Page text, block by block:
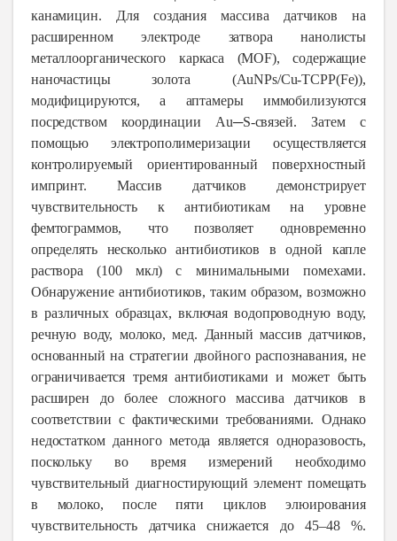
канамицин. Для создания массива датчиков на
расширенном электроде затвора нанолисты
металлоорганического каркаса (MOF), содержащие
наночастицы золота (AuNPs/Cu-TCPP(Fe)),
модифицируются, а аптамеры иммобилизуются
посредством координации Au─S-связей. Затем с
помощью электрополимеризации осуществляется
контролируемый ориентированный поверхностный
импринт. Массив датчиков демонстрирует
чувствительность к антибиотикам на уровне
фемтограммов, что позволяет одновременно
определять несколько антибиотиков в одной капле
раствора (100 мкл) с минимальными помехами.
Обнаружение антибиотиков, таким образом, возможно
в различных образцах, включая водопроводную воду,
речную воду, молоко, мед. Данный массив датчиков,
основанный на стратегии двойного распознавания, не
ограничивается тремя антибиотиками и может быть
расширен до более сложного массива датчиков в
соответствии с фактическими требованиями. Однако
недостатком данного метода является одноразовость,
поскольку во время измерений необходимо
чувствительный диагностирующий элемент помещать
в молоко, после пяти циклов элюирования
чувствительность датчика снижается до 45–48 %.